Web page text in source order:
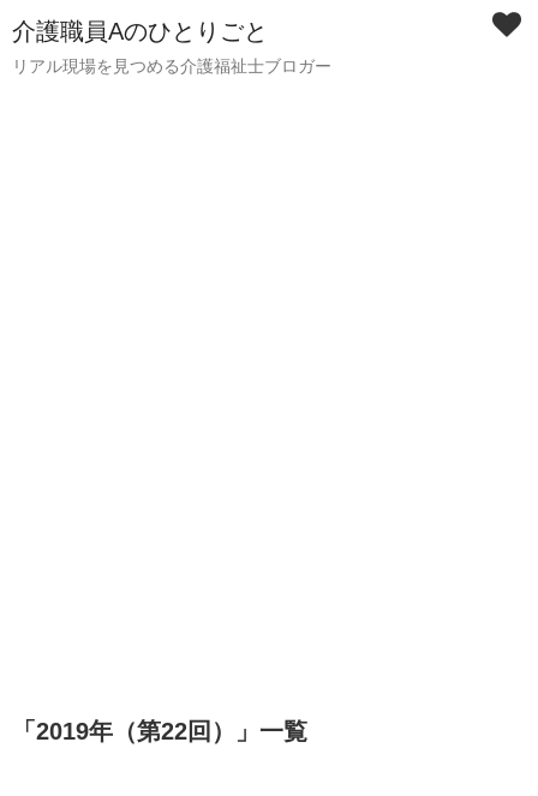
介護職員Aのひとりごと
リアル現場を見つめる介護福祉士ブロガー
「 2019年（第22回） 」 一覧